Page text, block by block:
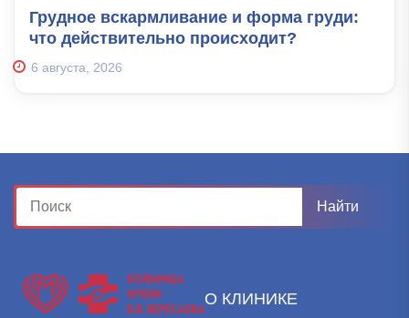
Грудное вскармливание и форма груди:
что действительно происходит?
6 августа, 2026
О КЛИНИКЕ